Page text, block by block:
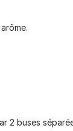
2 buses